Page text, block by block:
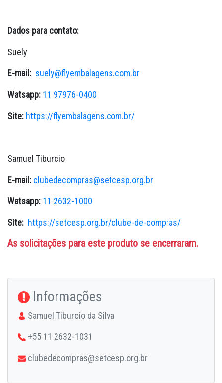
Dados para contato:
Suely
E-mail: suely@flyembalagens.com.br
Watsapp: 11 97976-0400
Site: https://flyembalagens.com.br/
Samuel Tiburcio
E-mail: clubedecompras@setcesp.org.br
Watsapp: 11 2632-1000
Site: https://setcesp.org.br/clube-de-compras/
As solicitações para este produto se encerraram.
Informações
Samuel Tiburcio da Silva
+55 11 2632-1031
clubedecompras@setcesp.org.br